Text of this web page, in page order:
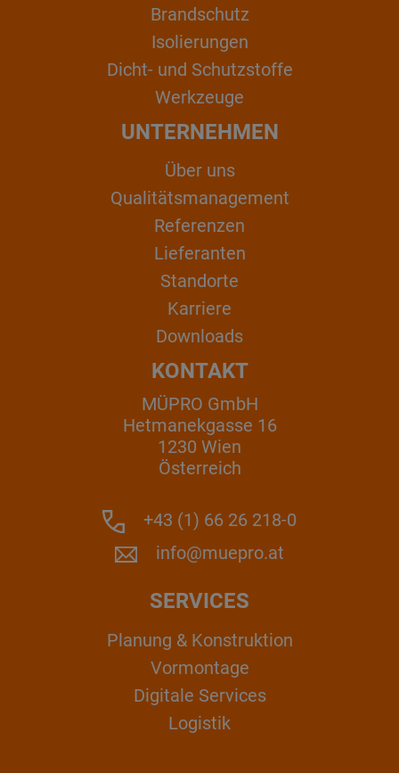
Brandschutz
Isolierungen
Dicht- und Schutzstoffe
Werkzeuge
UNTERNEHMEN
Über uns
Qualitätsmanagement
Referenzen
Lieferanten
Standorte
Karriere
Downloads
KONTAKT
MÜPRO GmbH
Hetmanekgasse 16
1230 Wien
Österreich
+43 (1) 66 26 218-0
info@muepro.at
SERVICES
Planung & Konstruktion
Vormontage
Digitale Services
Logistik